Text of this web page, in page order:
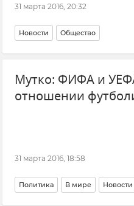
31 марта 2016, 20:32
Новости Общество
Мутко: ФИФА и
отношении
31 марта 2016, 18:58
Политика В мире Новости